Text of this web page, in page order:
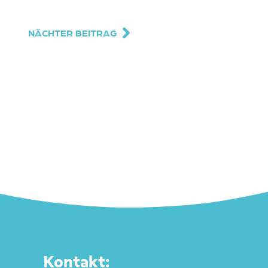
NÄCHTER BEITRAG
Kontakt: